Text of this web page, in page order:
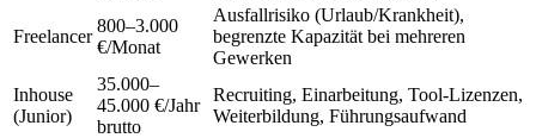
Freelancer
800–3.000
€/Monat
Ausfallrisiko (Urlaub/Krankheit),
begrenzte Kapazität bei mehreren
Gewerken
Inhouse
(Junior)
35.000–
45.000 €/Jahr
brutto
Recruiting, Einarbeitung, Tool-Lizenzen,
Weiterbildung, Führungsaufwand